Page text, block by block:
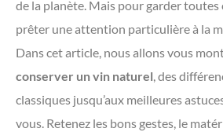
de la planète. Mais pour garder toutes
prêter une attention particulière à la
Dans cet article, nous allons vous
conserver un vin naturel, des
classiques jusqu’aux meilleures
vous. Retenez les bons gestes, le